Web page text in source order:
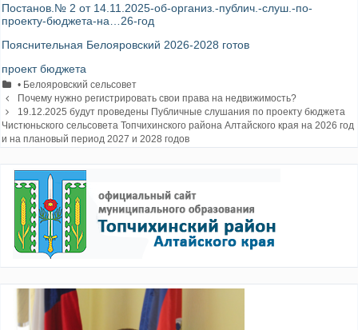
Постанов.№ 2 от 14.11.2025-об-организ.-публич.-слуш.-по-
проекту-бюджета-на…26-год
Пояснительная Белояровский 2026-2028 готов
проект бюджета
Рубрики
• Белояровский сельсовет
Навигация
записи
Почему нужно регистрировать свои права на недвижимость?
19.12.2025 будут проведены Публичные слушания по проекту бюджета
Чистюньского сельсовета Топчихинского района Алтайского края на 2026 год
и на плановый период 2027 и 2028 годов